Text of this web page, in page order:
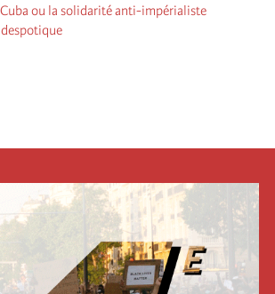
ou la solidarité anti-impérialiste
despotique